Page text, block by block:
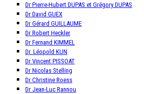
Dr Pierre-Hubert DUPAS et Grégory DUPAS
Dr David GUEX
Dr Gérard GUILLAUME
Dr Robert Heckler
Dr Fernand KIMMEL
Dr. Léopold KUN
Dr Vincent PISSOAT
Dr Nicolas Stelling
Dr Christine Roess
Dr Jean-Luc Rannou